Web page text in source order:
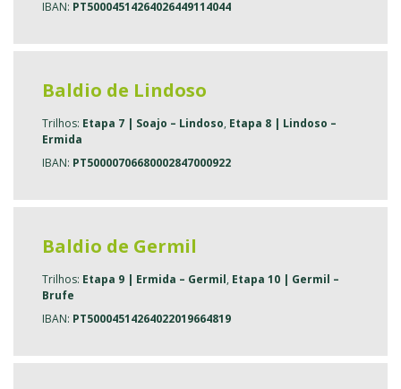
IBAN: PT50004514264026449114044
Baldio de Lindoso
Trilhos: Etapa 7 | Soajo – Lindoso, Etapa 8 | Lindoso –
Ermida
IBAN: PT50000706680002847000922
Baldio de Germil
Trilhos: Etapa 9 | Ermida – Germil, Etapa 10 | Germil –
Brufe
IBAN: PT50004514264022019664819